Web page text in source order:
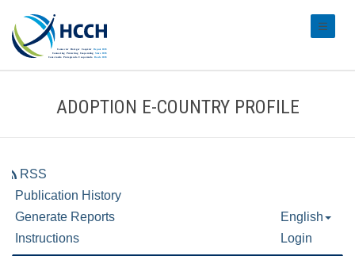
ADOPTION E-COUNTRY PROFILE